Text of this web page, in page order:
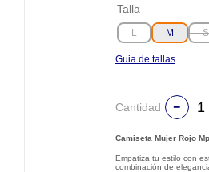
Talla
L M S
Guia de tallas
Cantidad
Camiseta Mujer Rojo
Empatiza tu estilo con
combinación de